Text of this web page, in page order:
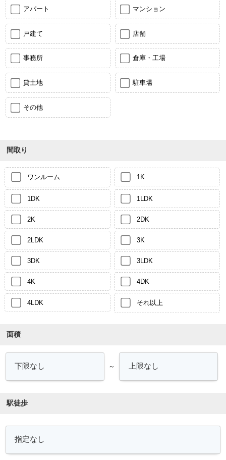
アパート マンション
戸建て 店舗
事務所 倉庫・工場
貸土地 駐車場
その他
間取り
ワンルーム 1K
1DK 1LDK
2K 2DK
2LDK 3K
3DK 3LDK
4K 4DK
4LDK それ以上
面積
～
駅徒歩